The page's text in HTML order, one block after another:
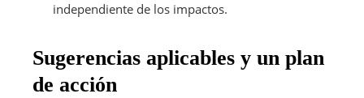
independiente de los impactos.
Sugerencias aplicables y un plan
de acción